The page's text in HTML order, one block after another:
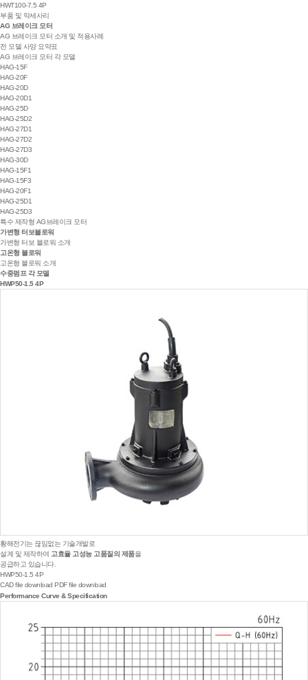
HWT100-7.5 4P
부품 및 악세사리
AG 브레이크 모터
AG 브레이크 모터 소개 및 적용사례
전 모델 사양 요약표
AG 브레이크 모터 각 모델
HAG-15F
HAG-20F
HAG-20D
HAG-20D1
HAG-25D
HAG-25D2
HAG-27D1
HAG-27D2
HAG-27D3
HAG-30D
HAG-15F1
HAG-15F3
HAG-20F1
HAG-25D1
HAG-25D3
특수 제작형 AG브레이크 모터
가변형 터보블로워
가변형 터보 블로워 소개
고온형 블로워
고온형 블로워 소개
수중펌프 각 모델
HWP50-1.5 4P
황해전기는 끊임없는 기술개발로
설계 및 제작하여 고효율 고성능 고품질의 제품을
공급하고 있습니다.
HWP50-1.5 4P
CAD file download PDF file download
Performance Curve & Specification